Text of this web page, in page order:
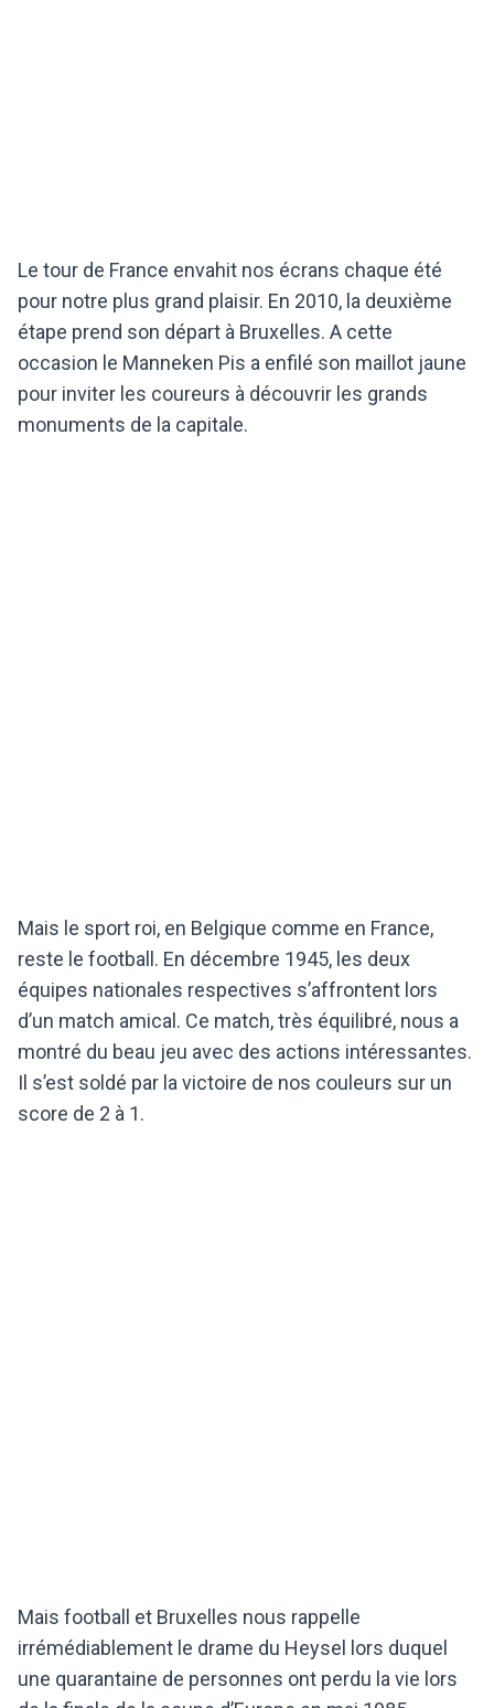
Le tour de France envahit nos écrans chaque été
pour notre plus grand plaisir. En 2010, la deuxième
étape prend son départ à Bruxelles. A cette
occasion le Manneken Pis a enfilé son maillot jaune
pour inviter les coureurs à découvrir les grands
monuments de la capitale.
Mais le sport roi, en Belgique comme en France,
reste le football. En décembre 1945, les deux
équipes nationales respectives s’affrontent lors
d’un match amical. Ce match, très équilibré, nous a
montré du beau jeu avec des actions intéressantes.
Il s’est soldé par la victoire de nos couleurs sur un
score de 2 à 1.
Mais football et Bruxelles nous rappelle
irrémédiablement le drame du Heysel lors duquel
une quarantaine de personnes ont perdu la vie lors